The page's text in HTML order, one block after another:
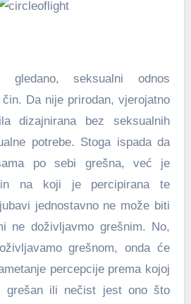
gledano, seksualni odnos
Da nije prirodan, vjerojatno
dizajnirana bez seksualnih
potrebe. Stoga ispada da
po sebi grešna, već je
na koji je percipirana te
jednostavno ne može biti
ne doživljavmo grešnim. No,
grešnom, onda će
percepcije prema kojoj
grešan ili nečist jest ono što